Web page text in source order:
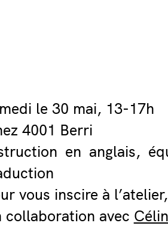
le 30 mai, 13-17h
4001 Berri
en anglais,
vous inscire à
collaboration avec